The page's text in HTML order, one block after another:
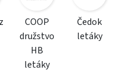
COOP
družstvo
HB
letáky
Čedok
letáky